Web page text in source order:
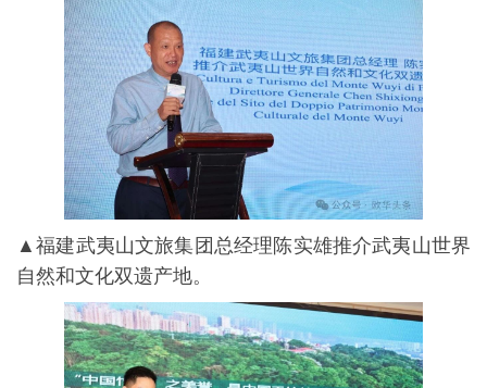
▲福建武夷山文旅集团总经理陈实雄推介武夷山世界
自然和文化双遗产地。